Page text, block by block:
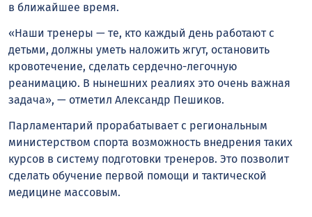
в ближайшее время.
«Наши тренеры — те, кто каждый день работают с
детьми, должны уметь наложить жгут, остановить
кровотечение, сделать сердечно-легочную
реанимацию. В нынешних реалиях это очень важная
задача», — отметил Александр Пешиков.
Парламентарий прорабатывает с региональным
министерством спорта возможность внедрения таких
курсов в систему подготовки тренеров. Это позволит
сделать обучение первой помощи и тактической
медицине массовым.